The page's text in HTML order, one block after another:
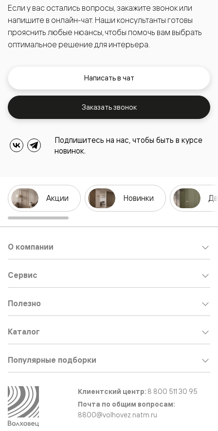
Если у вас остались вопросы, закажите звонок или
напишите в онлайн-чат. Наши консультанты готовы
прояснить любые нюансы, чтобы помочь вам выбрать
оптимальное решение для интерьера.
Написать в чат
Заказать звонок
Подпишитесь на нас, чтобы быть в курсе
новинок.
Акции Новинки
О компании
Сервис
Полезно
Каталог
Популярные подборки
Клиентский центр: 8 800 511 30 95
Почта по общим вопросам:
8800@volhovez.natm.ru